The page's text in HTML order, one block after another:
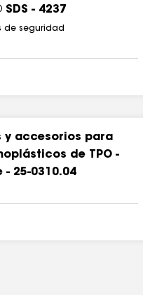
- 4237
de seguridad
y accesorios para
de TPO -
- 25-0310.04